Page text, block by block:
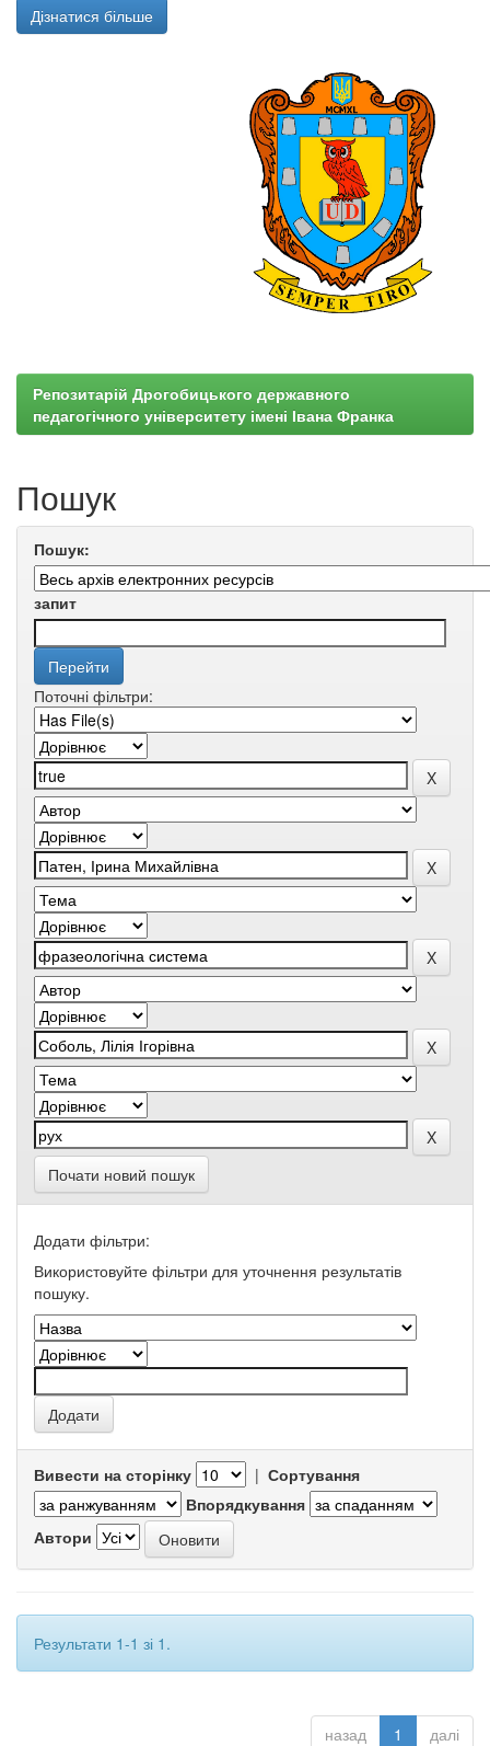
Дізнатися більше
Репозитарій Дрогобицького державного
педагогічного університету імені Івана Франка
Пошук
Пошук:
запит
Поточні фільтри:
Почати новий пошук
Додати фільтри:
Використовуйте фільтри для уточнення результатів
пошуку.
Вивести на сторінку | Сортування
Впорядкування
Автори
Результати 1-1 зі 1.
назад 1 далі